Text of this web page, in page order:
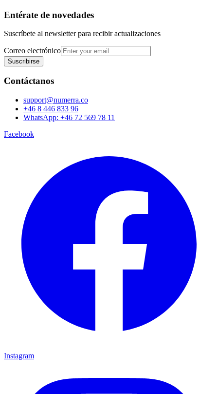
Entérate de novedades
Suscríbete al newsletter para recibir actualizaciones
Correo electrónico
Suscribirse
Contáctanos
support@numerra.co
+46 8 446 833 96
WhatsApp: +46 72 569 78 11
Facebook
Instagram